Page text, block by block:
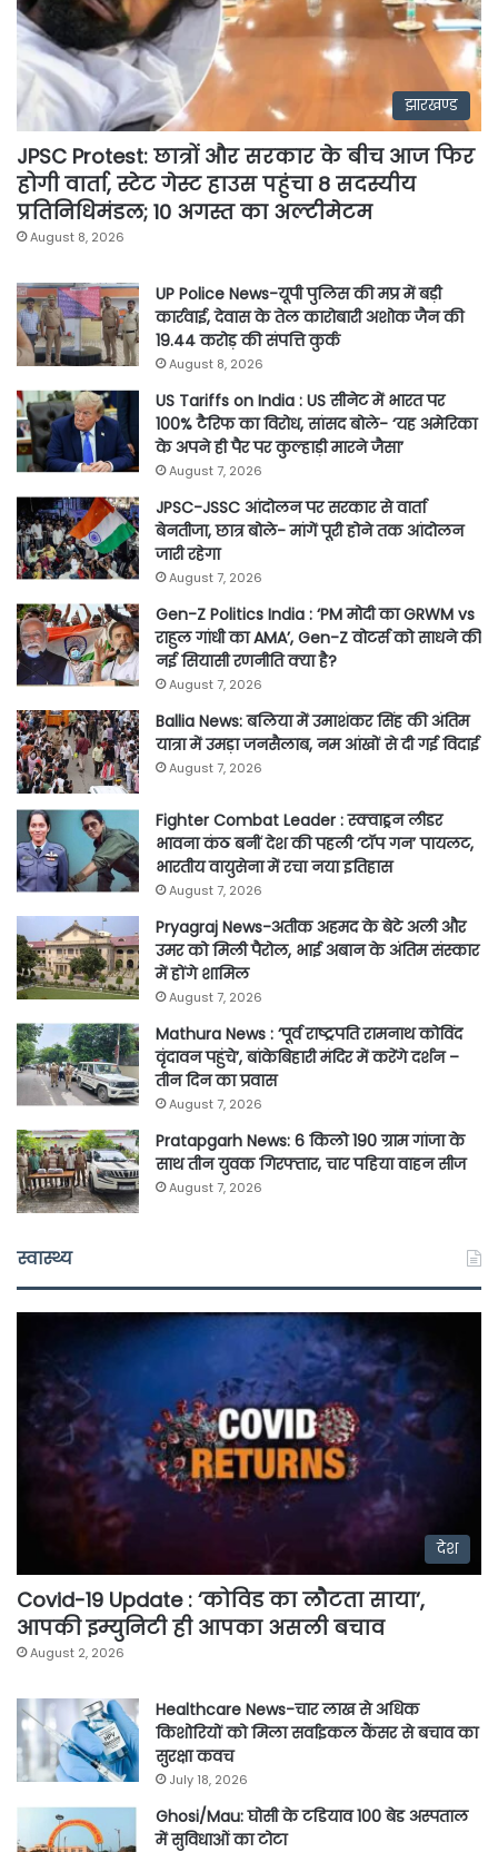
झारखण्ड
JPSC Protest: छात्रों और सरकार के बीच आज फिर
होगी वार्ता, स्टेट गेस्ट हाउस पहुंचा 8 सदस्यीय
प्रतिनिधिमंडल; 10 अगस्त का अल्टीमेटम
August 8, 2026
UP Police News-यूपी पुलिस की मप्र में बड़ी
कार्रवाई, देवास के तेल कारोबारी अशोक जैन की
19.44 करोड़ की संपत्ति कुर्क
August 8, 2026
US Tariffs on India : US सीनेट में भारत पर
100% टैरिफ का विरोध, सांसद बोले- ‘यह अमेरिका
के अपने ही पैर पर कुल्हाड़ी मारने जैसा’
August 7, 2026
JPSC-JSSC आंदोलन पर सरकार से वार्ता
बेनतीजा, छात्र बोले- मांगें पूरी होने तक आंदोलन
जारी रहेगा
August 7, 2026
Gen-Z Politics India : ‘PM मोदी का GRWM vs
राहुल गांधी का AMA’, Gen-Z वोटर्स को साधने की
नई सियासी रणनीति क्या है?
August 7, 2026
Ballia News: बलिया में उमाशंकर सिंह की अंतिम
यात्रा में उमड़ा जनसैलाब, नम आंखों से दी गई विदाई
August 7, 2026
Fighter Combat Leader : स्क्वाड्रन लीडर
भावना कंठ बनीं देश की पहली ‘टॉप गन’ पायलट,
भारतीय वायुसेना में रचा नया इतिहास
August 7, 2026
Pryagraj News-अतीक अहमद के बेटे अली और
उमर को मिली पैरोल, भाई अबान के अंतिम संस्कार
में होंगे शामिल
August 7, 2026
Mathura News : ‘पूर्व राष्ट्रपति रामनाथ कोविंद
वृंदावन पहुंचे’, बांकेबिहारी मंदिर में करेंगे दर्शन –
तीन दिन का प्रवास
August 7, 2026
Pratapgarh News: 6 किलो 190 ग्राम गांजा के
साथ तीन युवक गिरफ्तार, चार पहिया वाहन सीज
August 7, 2026
स्वास्थ्य
देश
Covid-19 Update : ‘कोविड का लौटता साया’,
आपकी इम्युनिटी ही आपका असली बचाव
August 2, 2026
Healthcare News-चार लाख से अधिक
किशोरियों को मिला सर्वाइकल कैंसर से बचाव का
सुरक्षा कवच
July 18, 2026
Ghosi/Mau: घोसी के टडियाव 100 बेड अस्पताल
में सुविधाओं का टोटा